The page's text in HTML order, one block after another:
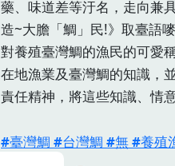
藥、味道差等汙名，走向兼
造~大膽「鯛」民!》取臺語
對養殖臺灣鯛的漁民的可愛
在地漁業及臺灣鯛的知識，
責任精神，將這些知識、情
臺灣鯛 台灣鯛 無 養殖